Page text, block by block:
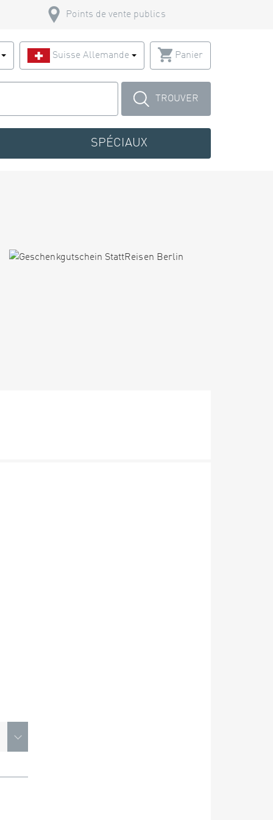
Points de vente publics
Suisse Allemande Panier
TROUVER
SPÉCIAUX